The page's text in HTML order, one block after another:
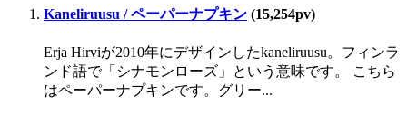
Kaneliruusu / ペーパーナプキン (15,254pv)
Erja Hirviが2010年にデザインしたkaneliruusu。フィンラ
ンド語で「シナモンローズ」という意味です。 こちら
はペーパーナプキンです。グリー...